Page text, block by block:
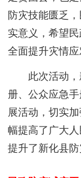
防灾技能匮乏
实意义，希望
全面提升灾情应
此次活动，
册、公众应急
展活动，切实
幅提高了广大
提升了新化县防